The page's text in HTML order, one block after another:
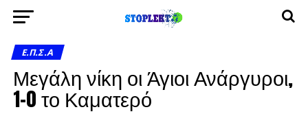
Ε.Π.Σ.Α
Μεγάλη νίκη οι Άγιοι Ανάργυροι,
1-0 το Καματερό